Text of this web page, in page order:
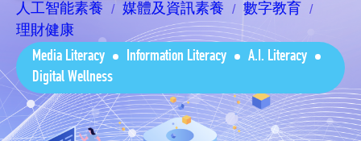
人工智能素養 媒體及資訊素養
數字教育
理財健康
Media Literacy Information Literacy
A.I. Literacy
Digital Wellness